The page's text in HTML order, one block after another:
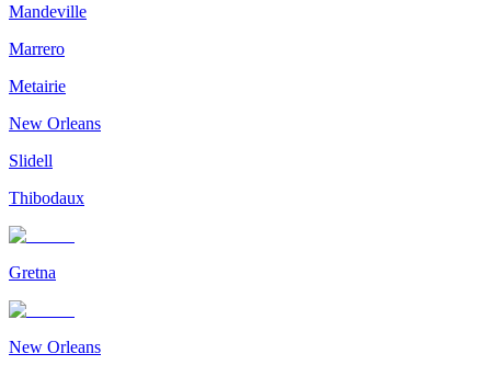
Mandeville
Marrero
Metairie
New Orleans
Slidell
Thibodaux
Gretna
New Orleans